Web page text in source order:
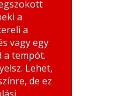
a
a
vagy egy
a tempót.
Lehet,
de ez